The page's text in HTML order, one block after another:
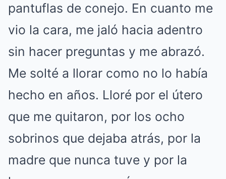
pantuflas de conejo. En cuanto me
vio la cara, me jaló hacia adentro
sin hacer preguntas y me abrazó.
Me solté a llorar como no lo había
hecho en años. Lloré por el útero
que me quitaron, por los ocho
sobrinos que dejaba atrás, por la
madre que nunca tuve y por la